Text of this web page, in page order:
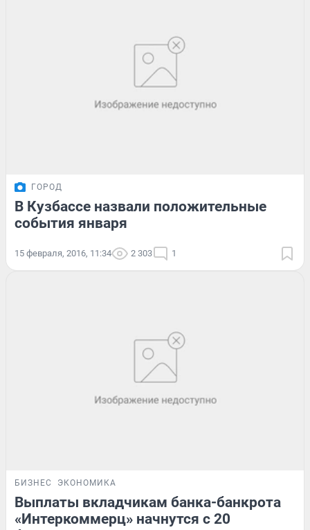
ГОРОД
В Кузбассе назвали положительные
события января
15 февраля, 2016, 11:34 2 303 1
БИЗНЕС ЭКОНОМИКА
Выплаты вкладчикам банка-банкрота
«Интеркоммерц» начнутся с 20